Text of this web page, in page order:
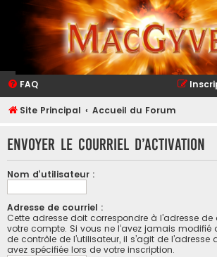
FAQ
Site Principal Accueil du Forum
Envoyer le courriel d’activation
Nom d’utilisateur :
Adresse de courriel :
Cette adresse doit correspondre à l’adresse
votre compte. Si vous ne l’avez jamais modifié
de contrôle de l’utilisateur, il s’agit de l’adresse
avez spécifiée lors de votre inscription.